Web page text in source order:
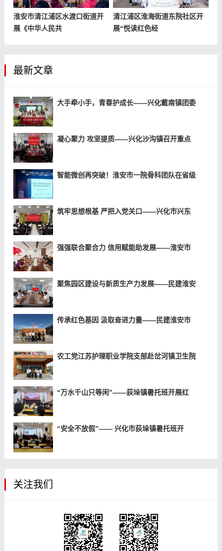
淮安市清江浦区水渡口街道开
展《中华人民共
清江浦区淮海街道东院社区开
展“悦读红色经
最新文章
大手牵小手，青春护成长——兴化戴南镇团委
凝心聚力 攻坚提质——兴化沙沟镇召开重点
智能微创再突破！淮安市一院骨科团队在省级
筑牢思想根基 严把入党关口——兴化市兴东
强强联合聚合力 信用赋能助发展——淮安市
聚焦园区建设与新质生产力发展——民建淮安
传承红色基因 汲取奋进力量——民建淮安市
农工党江苏护理职业学院支部赴岔河镇卫生院
“万水千山只等闲”——荻垛镇暑托班开展红
“安全不放假”—— 兴化市荻垛镇暑托班开
关注我们